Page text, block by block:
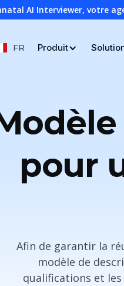
AI Interviewer, votre
FR Produit
pour
Afin de garantir la
modèle de
qualifications et